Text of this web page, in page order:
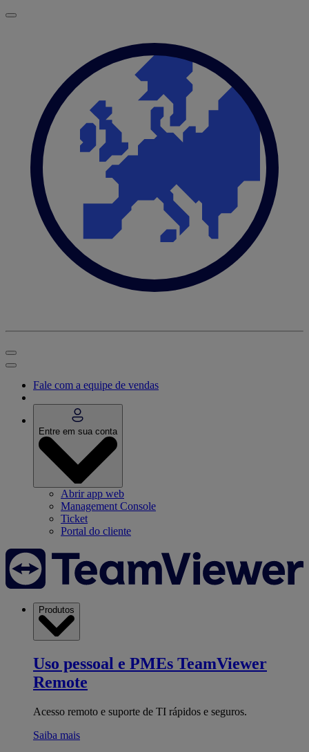
Fale com a equipe de vendas
Entre em sua conta
Abrir app web
Management Console
Ticket
Portal do cliente
Produtos
Uso pessoal e PMEs TeamViewer
Remote
Acesso remoto e suporte de TI rápidos e seguros.
Saiba mais